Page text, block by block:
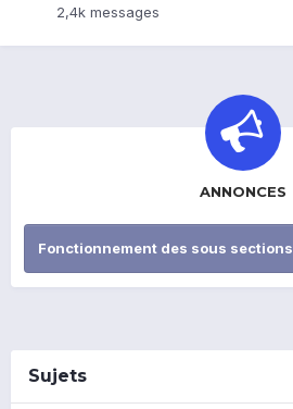
2,4k messages
ANNONCES
Fonctionnement des sous sections
Sujets